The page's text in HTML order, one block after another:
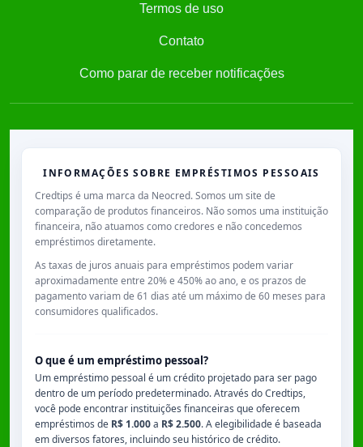
Termos de uso
Contato
Como parar de receber notificações
INFORMAÇÕES SOBRE EMPRÉSTIMOS PESSOAIS
Credtips é uma marca da Neocred. Somos um site de
comparação de produtos financeiros. Não somos uma instituição
financeira, não atuamos como credores e não concedemos
empréstimos diretamente.
As taxas de juros anuais para empréstimos podem variar
aproximadamente entre 20% e 450% ao ano, e os prazos de
pagamento variam de 61 dias até um máximo de 60 meses para
consumidores qualificados.
O que é um empréstimo pessoal?
Um empréstimo pessoal é um crédito projetado para ser pago
dentro de um período predeterminado. Através do Credtips,
você pode encontrar instituições financeiras que oferecem
empréstimos de R$ 1.000a R$ 2.500. A elegibilidade é baseada
em diversos fatores, incluindo seu histórico de crédito.